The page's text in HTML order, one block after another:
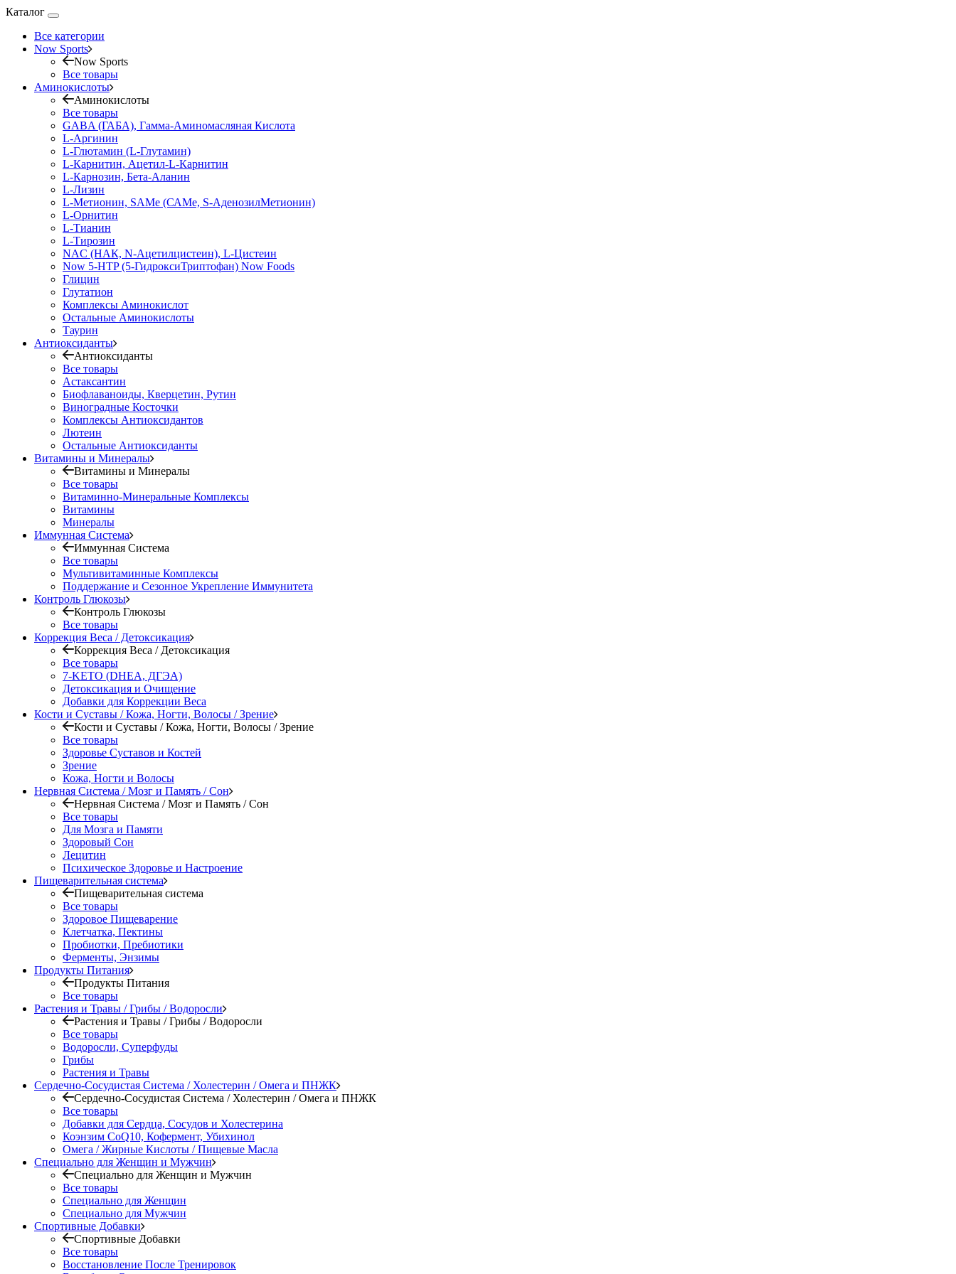
Каталог
Все категории
Now Sports
Now Sports
Все товары
Аминокислоты
Аминокислоты
Все товары
GABA (ГАБА), Гамма-Аминомасляная Кислота
L-Аргинин
L-Глютамин (L-Глутамин)
L-Карнитин, Ацетил-L-Карнитин
L-Карнозин, Бета-Аланин
L-Лизин
L-Метионин, SAMe (САМе, S-АденозилМетионин)
L-Орнитин
L-Тианин
L-Тирозин
NAC (НАК, N-Ацетилцистеин), L-Цистеин
Now 5-HTP (5-ГидроксиТриптофан) Now Foods
Глицин
Глутатион
Комплексы Аминокислот
Остальные Аминокислоты
Таурин
Антиоксиданты
Антиоксиданты
Все товары
Астаксантин
Биофлаваноиды, Кверцетин, Рутин
Виноградные Косточки
Комплексы Антиоксидантов
Лютеин
Остальные Антиоксиданты
Витамины и Минералы
Витамины и Минералы
Все товары
Витаминно-Минеральные Комплексы
Витамины
Минералы
Иммунная Система
Иммунная Система
Все товары
Мультивитаминные Комплексы
Поддержание и Сезонное Укрепление Иммунитета
Контроль Глюкозы
Контроль Глюкозы
Все товары
Коррекция Веса / Детоксикация
Коррекция Веса / Детоксикация
Все товары
7-KETO (DHEA, ДГЭА)
Детоксикация и Очищение
Добавки для Коррекции Веса
Кости и Суставы / Кожа, Ногти, Волосы / Зрение
Кости и Суставы / Кожа, Ногти, Волосы / Зрение
Все товары
Здоровье Суставов и Костей
Зрение
Кожа, Ногти и Волосы
Нервная Система / Мозг и Память / Сон
Нервная Система / Мозг и Память / Сон
Все товары
Для Мозга и Памяти
Здоровый Сон
Лецитин
Психическое Здоровье и Настроение
Пищеварительная система
Пищеварительная система
Все товары
Здоровое Пищеварение
Клетчатка, Пектины
Пробиотки, Пребиотики
Ферменты, Энзимы
Продукты Питания
Продукты Питания
Все товары
Растения и Травы / Грибы / Водоросли
Растения и Травы / Грибы / Водоросли
Все товары
Водоросли, Суперфуды
Грибы
Растения и Травы
Сердечно-Сосудистая Система / Холестерин / Омега и ПНЖК
Сердечно-Сосудистая Система / Холестерин / Омега и ПНЖК
Все товары
Добавки для Сердца, Сосудов и Холестерина
Коэнзим CoQ10, Кофермент, Убихинол
Омега / Жирные Кислоты / Пищевые Масла
Специально для Женщин и Мужчин
Специально для Женщин и Мужчин
Все товары
Специально для Женщин
Специально для Мужчин
Спортивные Добавки
Спортивные Добавки
Все товары
Восстановление После Тренировок